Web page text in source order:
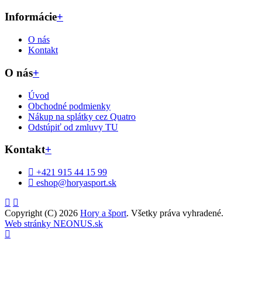
Informácie+
O nás
Kontakt
O nás+
Úvod
Obchodné podmienky
Nákup na splátky cez Quatro
Odstúpiť od zmluvy TU
Kontakt+
+421 915 44 15 99
eshop@horyasport.sk
Copyright (C) 2026 Hory a šport. Všetky práva vyhradené.
Web stránky NEONUS.sk